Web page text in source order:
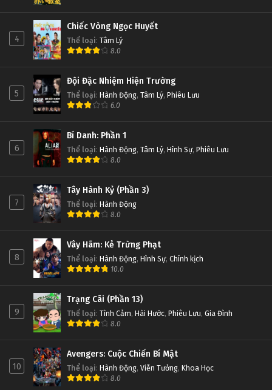
4
Chiếc Vòng Ngọc Huyết
Thể loại: Tâm Lý
8.0
5
Đội Đặc Nhiệm Hiện Trường
Thể loại: Hành Động, Tâm Lý, Phiêu Lưu
6.0
6
Bí Danh: Phần 1
Thể loại: Hành Động, Tâm Lý, Hình Sự, Phiêu Lưu
8.0
7
Tây Hành Kỷ (Phần 3)
Thể loại: Hành Động
8.0
8
Vây Hãm: Kẻ Trừng Phạt
Thể loại: Hành Động, Hình Sự, Chính kịch
10.0
9
Trạng Cãi (Phần 13)
Thể loại: Tình Cảm, Hài Hước, Phiêu Lưu, Gia Đình
8.0
10
Avengers: Cuộc Chiến Bí Mật
Thể loại: Hành Động, Viễn Tưởng, Khoa Học
8.0